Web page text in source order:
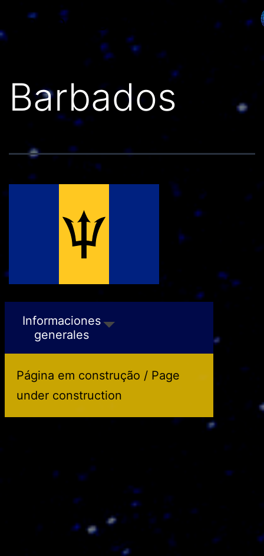
Países do Mundo
Barbados
Informaciones
generales
Página em construção / Page
under construction
Bahréin